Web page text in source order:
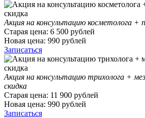
Акция на консультацию косметолога +
Старая цена: 6 500 рублей
Новая цена: 990 рублей
Записаться
Акция на консультацию трихолога +
скидка
Старая цена: 11 900 рублей
Новая цена: 990 рублей
Записаться